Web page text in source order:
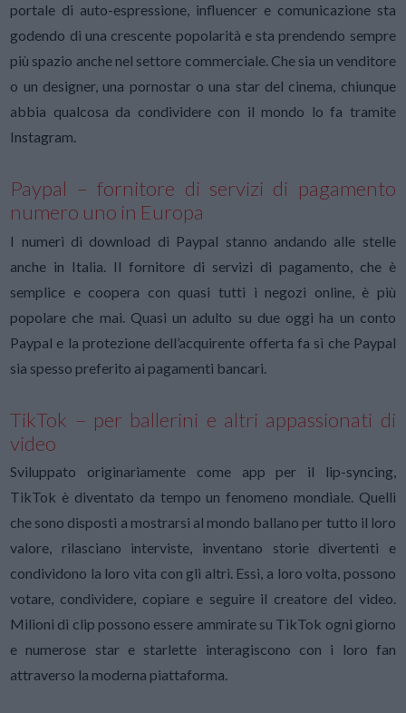
portale di auto-espressione, influencer e comunicazione sta
godendo di una crescente popolarità e sta prendendo sempre
più spazio anche nel settore commerciale. Che sia un venditore
o un designer, una pornostar o una star del cinema, chiunque
abbia qualcosa da condividere con il mondo lo fa tramite
Instagram.
Paypal – fornitore di servizi di pagamento
numero uno in Europa
I numeri di download di Paypal stanno andando alle stelle
anche in Italia. Il fornitore di servizi di pagamento, che è
semplice e coopera con quasi tutti i negozi online, è più
popolare che mai. Quasi un adulto su due oggi ha un conto
Paypal e la protezione dell’acquirente offerta fa sì che Paypal
sia spesso preferito ai pagamenti bancari.
TikTok – per ballerini e altri appassionati di
video
Sviluppato originariamente come app per il lip-syncing,
TikTok è diventato da tempo un fenomeno mondiale. Quelli
che sono disposti a mostrarsi al mondo ballano per tutto il loro
valore, rilasciano interviste, inventano storie divertenti e
condividono la loro vita con gli altri. Essi, a loro volta, possono
votare, condividere, copiare e seguire il creatore del video.
Milioni di clip possono essere ammirate su TikTok ogni giorno
e numerose star e starlette interagiscono con i loro fan
attraverso la moderna piattaforma.